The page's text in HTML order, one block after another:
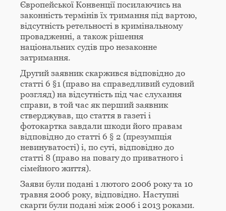
Європейської Конвенції посилаючись на
законність термінів їх тримання під вартою,
відсутність ретельності в кримінальному
провадженні, а також рішення
національних судів про незаконне
затримання.
Другий заявник скаржився відповідно до
статті 6 §1 (право на справедливий судовий
розгляд) на відсутність під час слухання
справи, в той час як перший заявник
стверджував, що стаття в газеті і
фотокартка завдали шкоди його правам
відповідно до статті 6 § 2 (презумпція
невинуватості) і, по суті, відповідно до
статті 8 (право на повагу до приватного і
сімейного життя).
Заяви були подані 1 лютого 2006 року та 10
травня 2006 року, відповідно. Наступні
скарги були подані між 2006 і 2013 роками.